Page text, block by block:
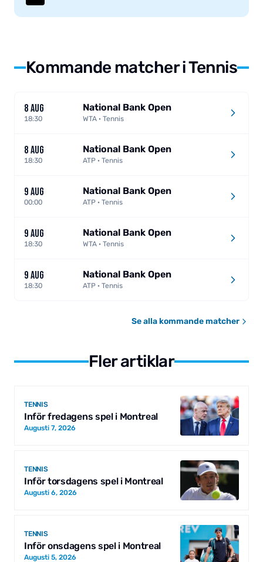
Kommande matcher i Tennis
8 AUG
18:30
National Bank Open
WTA · Tennis
8 AUG
18:30
National Bank Open
ATP · Tennis
9 AUG
00:00
National Bank Open
ATP · Tennis
9 AUG
18:30
National Bank Open
WTA · Tennis
9 AUG
18:30
National Bank Open
ATP · Tennis
Se alla kommande matcher
Fler artiklar
TENNIS
Inför fredagens spel i Montreal
Augusti 7, 2026
TENNIS
Inför torsdagens spel i Montreal
Augusti 6, 2026
TENNIS
Inför onsdagens spel i Montreal
Augusti 5, 2026